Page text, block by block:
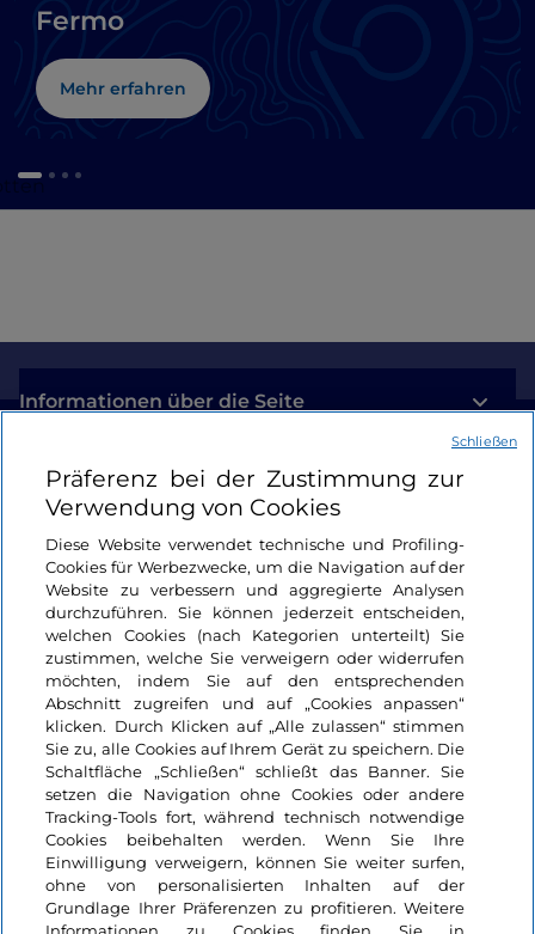
Fermo
Mehr erfahren
Informationen über die Seite
Nützliche Links
Login
Bleiben wir in Kontakt
Präferenz bei der Zustimmung zur
Verwendung von Cookies
Diese Website verwendet technische und Profiling-
Cookies für Werbezwecke, um die Navigation auf der
Website zu verbessern und aggregierte Analysen
durchzuführen. Sie können jederzeit entscheiden,
welchen Cookies (nach Kategorien unterteilt) Sie
zustimmen, welche Sie verweigern oder widerrufen
möchten, indem Sie auf den entsprechenden
Abschnitt zugreifen und auf „Cookies anpassen“
klicken. Durch Klicken auf „Alle zulassen“ stimmen
Sie zu, alle Cookies auf Ihrem Gerät zu speichern. Die
Schaltfläche „Schließen“ schließt das Banner. Sie
setzen die Navigation ohne Cookies oder andere
Tracking-Tools fort, während technisch notwendige
Cookies beibehalten werden. Wenn Sie Ihre
Einwilligung verweigern, können Sie weiter surfen,
ohne von personalisierten Inhalten auf der
Grundlage Ihrer Präferenzen zu profitieren. Weitere
Schließen